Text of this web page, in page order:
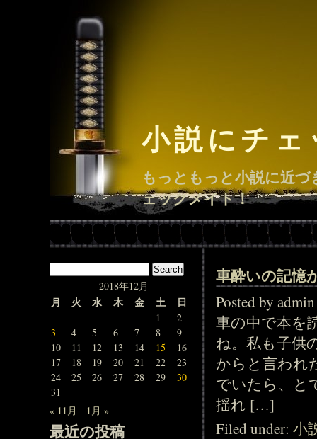
小説にチ
もっともっと小説に近
ェックメイト！
2018年12月
月 火 水 木 金 土 日
1
2
3
4 5 6 7 8
9
10
11 12 13 14 15
16
17
18 19 20 21 22
23
24
25 26 27 28 29
30
31
« 11月
1月 »
最近の投稿
車酔いの記憶
Posted by
車の中で本を
ね。私も子供
からと言われ
でいたら、と
揺れ […]
Filed under:小